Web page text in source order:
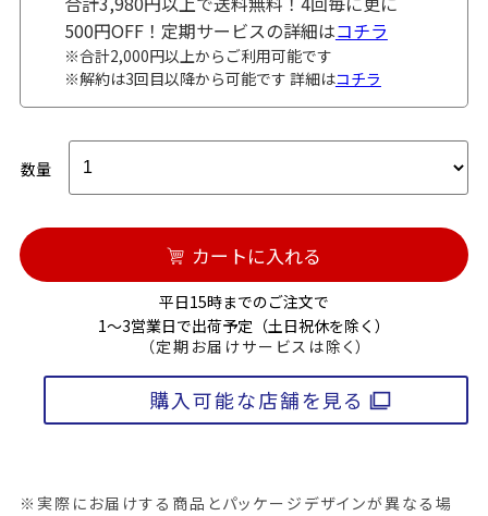
500円OFF！定期サービスの詳細はコチラ
※合計2,000円以上からご利用可能です
※解約は3回目以降から可能です 詳細はコチラ
数量
カートに入れる
平日15時までのご注文で
1～3営業日で出荷予定（土日祝休を除く）
（定期お届けサービスは除く）
購入可能な店舗を見る
※実際にお届けする商品とパッケージデザインが異なる場